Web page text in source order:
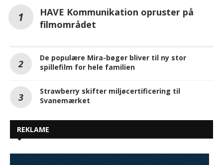
HAVE Kommunikation opruster på
filmområdet
De populære Mira-bøger bliver til ny stor
spillefilm for hele familien
Strawberry skifter miljøcertificering til
Svanemærket
REKLAME